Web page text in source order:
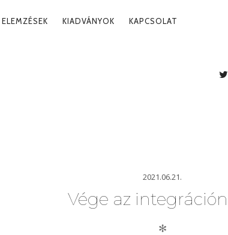
ELEMZÉSEK KIADVÁNYOK KAPCSOLAT
2021.06.21.
Vége az
✻